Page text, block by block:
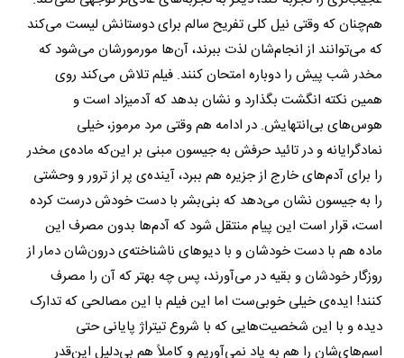
هم‌چنان که وقتی نیل کلی تفریح سالم برای دوستانش لیست می‌کند
که می‌توانند از انجام‌شان لذت ببرند، آن‌ها مورمورشان می‌شود که
مخدر شب پیش را دوباره امتحان کنند. فیلم تلاش می‌کند روی
همین نکته انگشت بگذارد و نشان بدهد که آدمیزاد است و
هوس‌های بی‌انتهایش. در ادامه هم وقتی مرد مرموز، خیلی
نمادگرایانه و در تائید حرفش به جیسون مبنی بر این‌که ماده‌ی مخدر
را برای آدم‌های خارج از جزیره هم ببرد، آینده‌ی پر از ترور و وحشتی
را به جیسون نشان می‌دهد که بنی‌بشر با دست خودش درست کرده
است، قرار است این پیام منتقل شود که آدم‌ها بدون مصرف این
ماده هم با دست خودشان و با دیوهای ناشناخته‌ی درون‌شان دمار از
روزگار خودشان و بقیه در می‌آورند، پس چه بهتر که آن را مصرف
کنند! ایده‌ی خیلی خوبی‌ست اما این فیلم با این مصالحی که تدارک
دیده و با این شخصیت‌هایی که با شروع تیتراژ پایانی حتی
اسم‌های‌شان را هم به یاد نمی‌آوریم و کاملاً هم بی‌دلیل این‌قدر